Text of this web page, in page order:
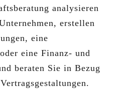
analysieren
erstellen
eine
eine Finanz- und
beraten Sie in Bezug